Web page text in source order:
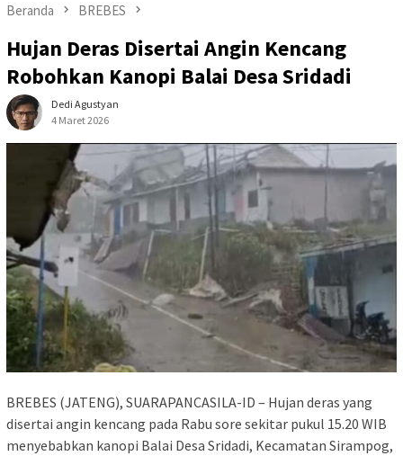
Beranda BREBES
Hujan Deras Disertai Angin Kencang
Robohkan Kanopi Balai Desa Sridadi
Dedi Agustyan
4 Maret 2026
BREBES (JATENG), SUARAPANCASILA-ID – Hujan deras yang
disertai angin kencang pada Rabu sore sekitar pukul 15.20 WIB
menyebabkan kanopi Balai Desa Sridadi, Kecamatan Sirampog,